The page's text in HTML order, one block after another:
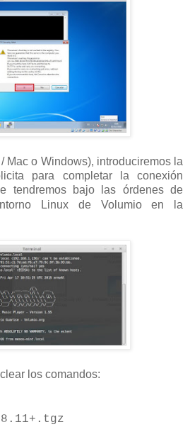
Mac o Windows), introduciremos la
para completar la conexión
tendremos bajo las órdenes de
Linux de Volumio en la
los comandos: